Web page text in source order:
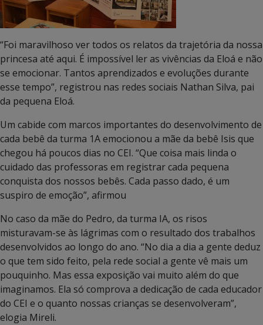
“Foi maravilhoso ver todos os relatos da trajetória da nossa
princesa até aqui. É impossível ler as vivências da Eloá e não
se emocionar. Tantos aprendizados e evoluções durante
esse tempo”, registrou nas redes sociais Nathan Silva, pai
da pequena Eloá.
Um cabide com marcos importantes do desenvolvimento de
cada bebê da turma 1A emocionou a mãe da bebê Isis que
chegou há poucos dias no CEI. “Que coisa mais linda o
cuidado das professoras em registrar cada pequena
conquista dos nossos bebês. Cada passo dado, é um
suspiro de emoção”, afirmou
No caso da mãe do Pedro, da turma IA, os risos
misturavam-se às lágrimas com o resultado dos trabalhos
desenvolvidos ao longo do ano. “No dia a dia a gente deduz
o que tem sido feito, pela rede social a gente vê mais um
pouquinho. Mas essa exposição vai muito além do que
imaginamos. Ela só comprova a dedicação de cada educador
do CEI e o quanto nossas crianças se desenvolveram”,
elogia Mireli.